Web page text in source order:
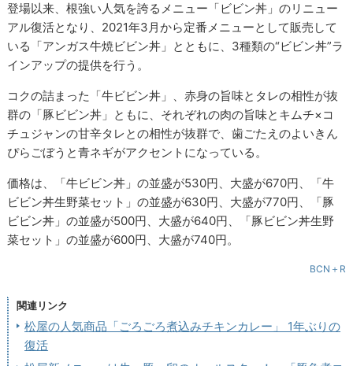
登場以来、根強い人気を誇るメニュー「ビビン丼」のリニュー
アル復活となり、2021年3月から定番メニューとして販売して
いる「アンガス牛焼ビビン丼」とともに、3種類の“ビビン丼”ラ
インアップの提供を行う。
コクの詰まった「牛ビビン丼」、赤身の旨味とタレの相性が抜
群の「豚ビビン丼」ともに、それぞれの肉の旨味とキムチ×コ
チュジャンの甘辛タレとの相性が抜群で、歯ごたえのよいきん
ぴらごぼうと青ネギがアクセントになっている。
価格は、「牛ビビン丼」の並盛が530円、大盛が670円、「牛
ビビン丼生野菜セット」の並盛が630円、大盛が770円、「豚
ビビン丼」の並盛が500円、大盛が640円、「豚ビビン丼生野
菜セット」の並盛が600円、大盛が740円。
BCN＋R
関連リンク
松屋の人気商品「ごろごろ煮込みチキンカレー」 1年ぶりの
復活